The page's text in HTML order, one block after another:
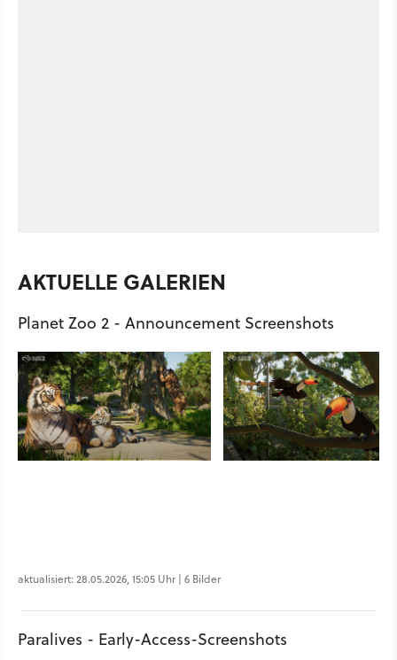
AKTUELLE GALERIEN
Planet Zoo 2 - Announcement Screenshots
aktualisiert: 28.05.2026, 15:05 Uhr | 6 Bilder
Paralives - Early-Access-Screenshots